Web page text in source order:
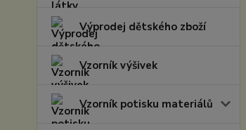
Výprodej dětského zboží
Vzorník výšivek
Vzorník potisku materiálů